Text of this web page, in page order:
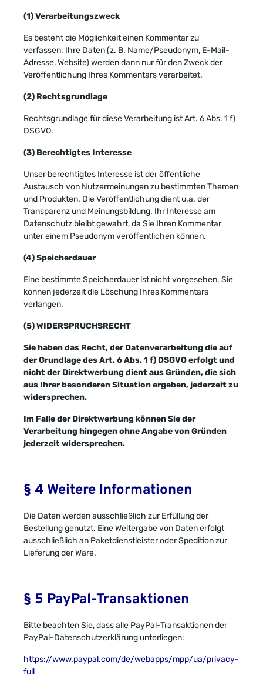
(1) Verarbeitungszweck
Es besteht die Möglichkeit einen Kommentar zu
verfassen. Ihre Daten (z. B. Name/Pseudonym, E-Mail-
Adresse, Website) werden dann nur für den Zweck der
Veröffentlichung Ihres Kommentars verarbeitet.
(2) Rechtsgrundlage
Rechtsgrundlage für diese Verarbeitung ist Art. 6 Abs. 1 f)
DSGVO.
(3) Berechtigtes Interesse
Unser berechtigtes Interesse ist der öffentliche
Austausch von Nutzermeinungen zu bestimmten Themen
und Produkten. Die Veröffentlichung dient u.a. der
Transparenz und Meinungsbildung. Ihr Interesse am
Datenschutz bleibt gewahrt, da Sie Ihren Kommentar
unter einem Pseudonym veröffentlichen können.
(4) Speicherdauer
Eine bestimmte Speicherdauer ist nicht vorgesehen. Sie
können jederzeit die Löschung Ihres Kommentars
verlangen.
(5) WIDERSPRUCHSRECHT
Sie haben das Recht, der Datenverarbeitung die auf
der Grundlage des Art. 6 Abs. 1 f) DSGVO erfolgt und
nicht der Direktwerbung dient aus Gründen, die sich
aus Ihrer besonderen Situation ergeben, jederzeit zu
widersprechen.
Im Falle der Direktwerbung können Sie der
Verarbeitung hingegen ohne Angabe von Gründen
jederzeit widersprechen.
§ 4 Weitere Informationen
Die Daten werden ausschließlich zur Erfüllung der
Bestellung genutzt. Eine Weitergabe von Daten erfolgt
ausschließlich an Paketdienstleister oder Spedition zur
Lieferung der Ware.
§ 5 PayPal-Transaktionen
Bitte beachten Sie, dass alle PayPal-Transaktionen der
PayPal-Datenschutzerklärung unterliegen:
https://www.paypal.com/de/webapps/mpp/ua/privacy-
full